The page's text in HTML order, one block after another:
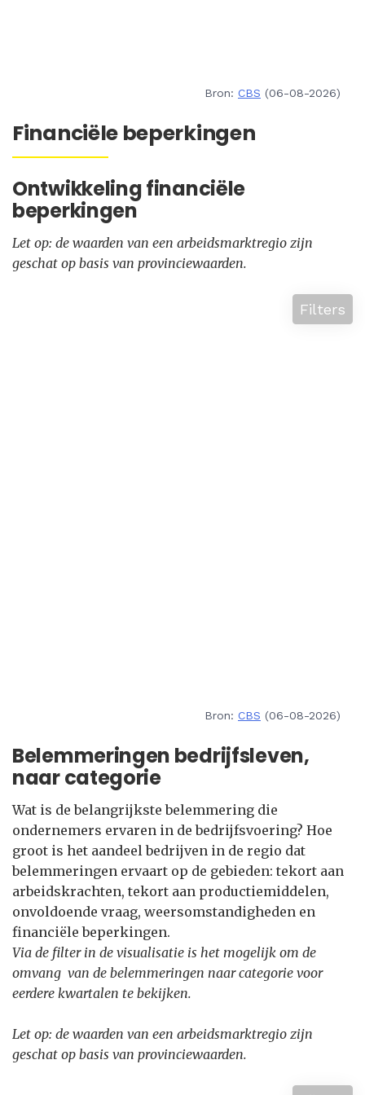
Bron: CBS (06-08-2026)
Financiële beperkingen
Ontwikkeling financiële
beperkingen
Let op: de waarden van een arbeidsmarktregio zijn
geschat op basis van provinciewaarden.
Filters
Bron: CBS (06-08-2026)
Belemmeringen bedrijfsleven,
naar categorie
Wat is de belangrijkste belemmering die
ondernemers ervaren in de bedrijfsvoering? Hoe
groot is het aandeel bedrijven in de regio dat
belemmeringen ervaart op de gebieden: tekort aan
arbeidskrachten, tekort aan productiemiddelen,
onvoldoende vraag, weersomstandigheden en
financiële beperkingen.
Via de filter in de visualisatie is het mogelijk om de
omvang van de belemmeringen naar categorie voor
eerdere kwartalen te bekijken.
Let op: de waarden van een arbeidsmarktregio zijn
geschat op basis van provinciewaarden.